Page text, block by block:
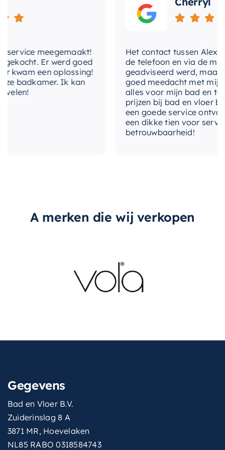
jouw ruimte.
Nis. Het is niet zomaar een sanitaire oplossing,
het is een toevoeging aan je interieur die
functionaliteit, duurzaamheid en design
combineert.
meegemaakt!
Er werd goed
een oplossing!
badkamer. Ik kan
Het contact tussen Alex en
de telefoon en via de mail,
geadviseerd werd, maar
goed meedacht met mij.
alles voor mijn bad en toilet
prijzen bij bad en vloer
een goede service
een dikke tien voor service,
betrouwbaarheid!
A merken die wij verkopen
Gegevens
Bad en Vloer B.V.
Zuiderinslag 8 A
3871 MR, Hoevelaken
NL85 RABO 0318584743